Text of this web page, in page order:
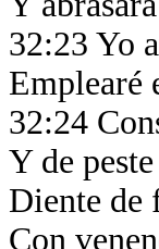
32:23 Yo
Emplearé
32:24
Y de
Diente de
Con